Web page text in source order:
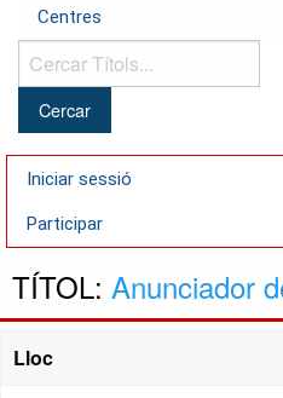
Centres
Cercar
Títols...
Iniciar sessió
Participar
TÍTOL: Anunciador
Lloc